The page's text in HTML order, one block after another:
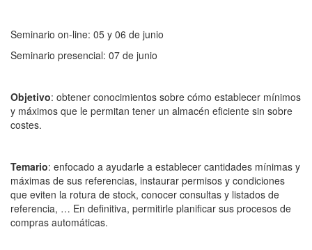
Seminario on-line: 05 y 06 de junio
Seminario presencial: 07 de junio
Objetivo: obtener conocimientos sobre cómo establecer mínimos
y máximos que le permitan tener un almacén eficiente sin sobre
costes.
Temario: enfocado a ayudarle a establecer cantidades mínimas y
máximas de sus referencias, instaurar permisos y condiciones
que eviten la rotura de stock, conocer consultas y listados de
referencia, … En definitiva, permitirle planificar sus procesos de
compras automáticas.